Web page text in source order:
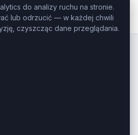
do analizy ruchu na stronie.
lub odrzucić — w każdej chwili
czyszcząc dane przeglądania.